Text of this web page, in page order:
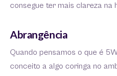
consegue ter mais clareza na
Abrangência
Quando pensamos o que é
conceito a algo coringa no